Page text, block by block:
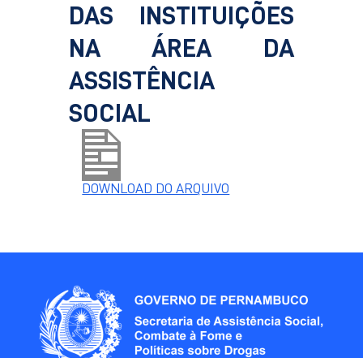
DAS INSTITUIÇÕES
NA ÁREA DA
ASSISTÊNCIA
SOCIAL
DOWNLOAD DO ARQUIVO